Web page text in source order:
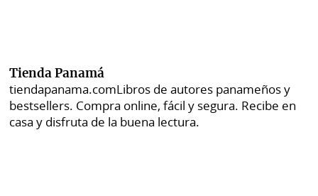
Tienda Panamá
tiendapanama.comLibros de autores panameños y
bestsellers. Compra online, fácil y segura. Recibe en
casa y disfruta de la buena lectura.